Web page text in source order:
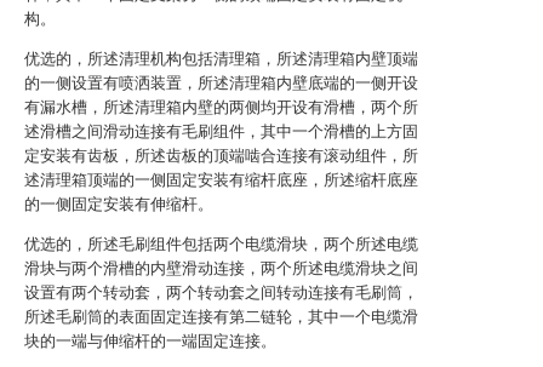
构。
优选的，所述清理机构包括清理箱，所述清理箱内壁顶端
的一侧设置有喷洒装置，所述清理箱内壁底端的一侧开设
有漏水槽，所述清理箱内壁的两侧均开设有滑槽，两个所
述滑槽之间滑动连接有毛刷组件，其中一个滑槽的上方固
定安装有齿板，所述齿板的顶端啮合连接有滚动组件，所
述清理箱顶端的一侧固定安装有缩杆底座，所述缩杆底座
的一侧固定安装有伸缩杆。
优选的，所述毛刷组件包括两个电缆滑块，两个所述电缆
滑块与两个滑槽的内壁滑动连接，两个所述电缆滑块之间
设置有两个转动套，两个转动套之间转动连接有毛刷筒，
所述毛刷筒的表面固定连接有第二链轮，其中一个电缆滑
块的一端与伸缩杆的一端固定连接。